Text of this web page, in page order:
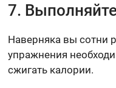
7.
Наверняка вы сотни
упражнения
сжигать калории.